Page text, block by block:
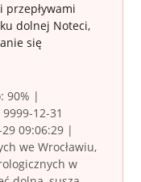
przepływami
dolnej Noteci,
się
90% |
12-31
09:06:29 |
we Wrocławiu,
w